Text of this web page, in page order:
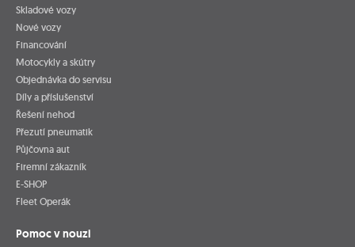
Skladové vozy
Nové vozy
Financování
Motocykly a skútry
Objednávka do servisu
Díly a příslušenství
Řešení nehod
Přezutí pneumatik
Půjčovna aut
Firemní zákazník
E-SHOP
Fleet Operák
Pomoc v nouzi